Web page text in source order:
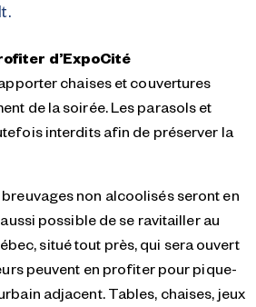
d’ExpoCité
chaises et couvertures
de la soirée. Les parasols et
interdits afin de préserver la
non alcoolisés seront en
possible de se ravitailler au
situé tout près, qui sera ouvert
peuvent en profiter pour pique-
adjacent. Tables, chaises, jeux